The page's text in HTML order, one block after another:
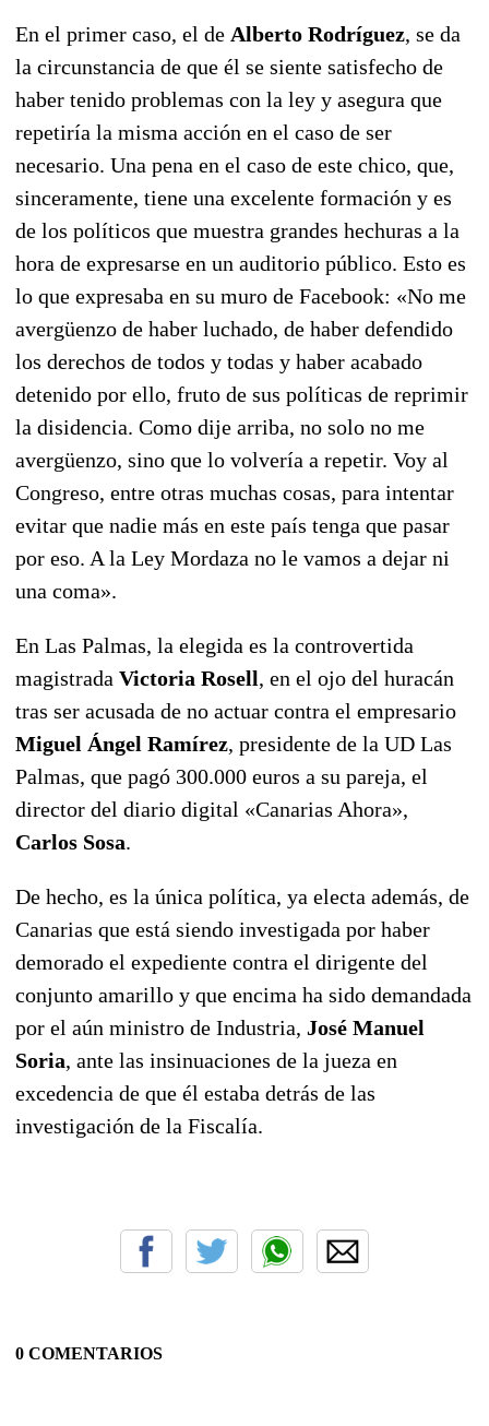
En el primer caso, el de Alberto Rodríguez, se da
la circunstancia de que él se siente satisfecho de
haber tenido problemas con la ley y asegura que
repetiría la misma acción en el caso de ser
necesario. Una pena en el caso de este chico, que,
sinceramente, tiene una excelente formación y es
de los políticos que muestra grandes hechuras a la
hora de expresarse en un auditorio público. Esto es
lo que expresaba en su muro de Facebook: «No me
avergüenzo de haber luchado, de haber defendido
los derechos de todos y todas y haber acabado
detenido por ello, fruto de sus políticas de reprimir
la disidencia. Como dije arriba, no solo no me
avergüenzo, sino que lo volvería a repetir. Voy al
Congreso, entre otras muchas cosas, para intentar
evitar que nadie más en este país tenga que pasar
por eso. A la Ley Mordaza no le vamos a dejar ni
una coma».
En Las Palmas, la elegida es la controvertida
magistrada Victoria Rosell, en el ojo del huracán
tras ser acusada de no actuar contra el empresario
Miguel Ángel Ramírez, presidente de la UD Las
Palmas, que pagó 300.000 euros a su pareja, el
director del diario digital «Canarias Ahora»,
Carlos Sosa.
De hecho, es la única política, ya electa además, de
Canarias que está siendo investigada por haber
demorado el expediente contra el dirigente del
conjunto amarillo y que encima ha sido demandada
por el aún ministro de Industria, José Manuel
Soria, ante las insinuaciones de la jueza en
excedencia de que él estaba detrás de las
investigación de la Fiscalía.
0 COMENTARIOS